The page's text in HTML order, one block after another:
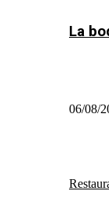
La
06/08/